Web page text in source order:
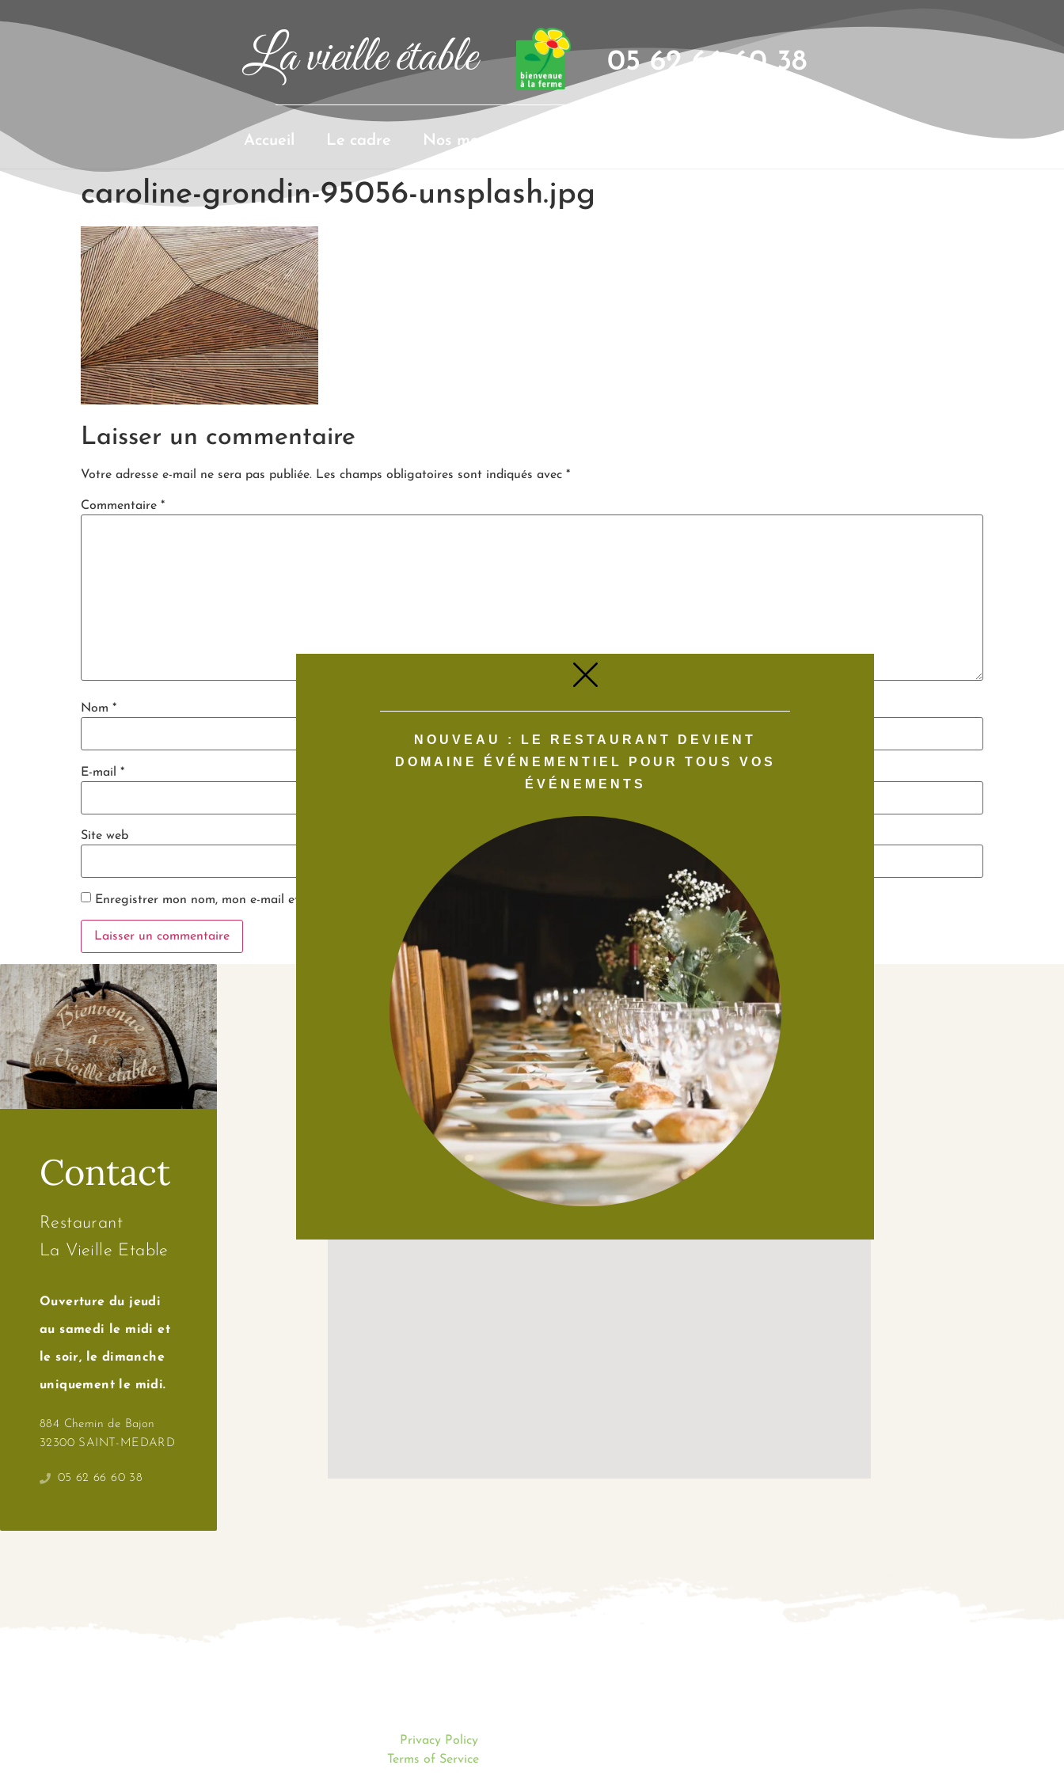
La vieille étable 05 62 66 60 38
Accueil Le cadre Nos menus
caroline-grondin-95056-unsplash.jpg
Laisser un commentaire
Votre adresse e-mail ne sera pas publiée. Les champs obligatoires sont indiqués avec *
Commentaire *
Nom *
E-mail *
Site web
Enregistrer mon nom, mon e-mail et mon site dans le navigateur pour mon prochain commentaire.
Contact
Restaurant
La Vieille Etable
Ouverture du jeudi
au samedi le midi et
le soir, le dimanche
uniquement le midi.
884 Chemin de Bajon
32300 SAINT-MEDARD
05 62 66 60 38
Privacy Policyand
Terms of Serviceapply.
NOUVEAU : LE RESTAURANT DEVIENT
DOMAINE ÉVÉNEMENTIEL POUR TOUS VOS
ÉVÉNEMENTS​